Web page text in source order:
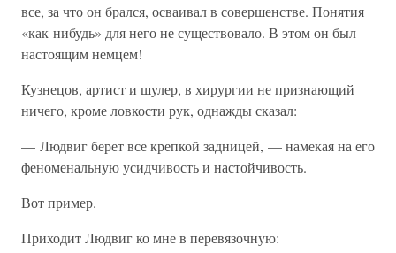
все, за что он брался, осваивал в совершенстве. Понятия
«как-нибудь» для него не существовало. В этом он был
настоящим немцем!
Кузнецов, артист и шулер, в хирургии не признающий
ничего, кроме ловкости рук, однажды сказал:
— Людвиг берет все крепкой задницей, — намекая на его
феноменальную усидчивость и настойчивость.
Вот пример.
Приходит Людвиг ко мне в перевязочную: